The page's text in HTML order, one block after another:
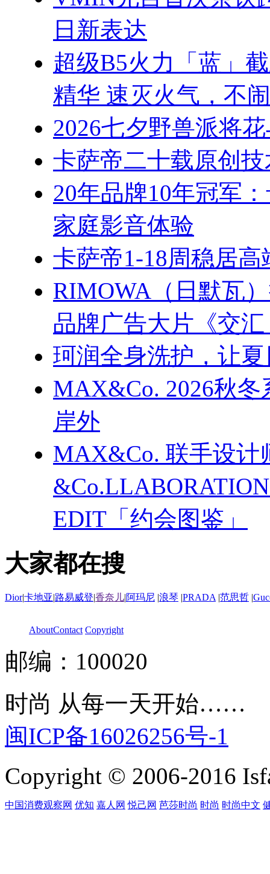
日新表达
超级B5火力「蓝」
精华 速灭火气，不
2026七夕野兽派将
卡萨帝二十载原创
20年品牌10年冠军
家庭影音体验
卡萨帝1-18周稳居
RIMOWA（日默瓦
品牌广告大片《交
珂润全身洗护，让
MAX&Co. 2026秋
岸外
MAX&Co. 联手设计
EDIT「约会图鉴」
大家都在搜
Dior|卡地亚|路易威登|香奈儿|阿玛尼 |浪琴 |PRADA |范思哲 |
AboutContact Copyright
邮编：100020
时尚 从每一天开始……
闽ICP备16026256号-1
Copyright © 2006-2016
中国消费观察网 优知 嘉人网 悦己网 芭莎时尚 时尚 时尚中文